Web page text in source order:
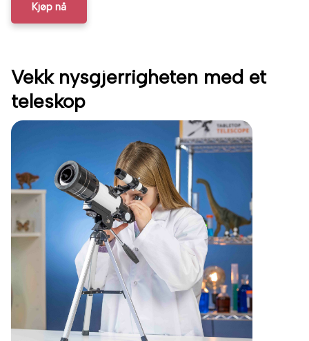
Kjøp nå
Vekk nysgjerrigheten med et
teleskop